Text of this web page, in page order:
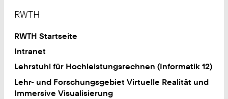
RWTH
RWTH Startseite
Intranet
Lehrstuhl für Hochleistungsrechnen (Informatik 12)
Lehr- und Forschungsgebiet Virtuelle Realität und
Immersive Visualisierung